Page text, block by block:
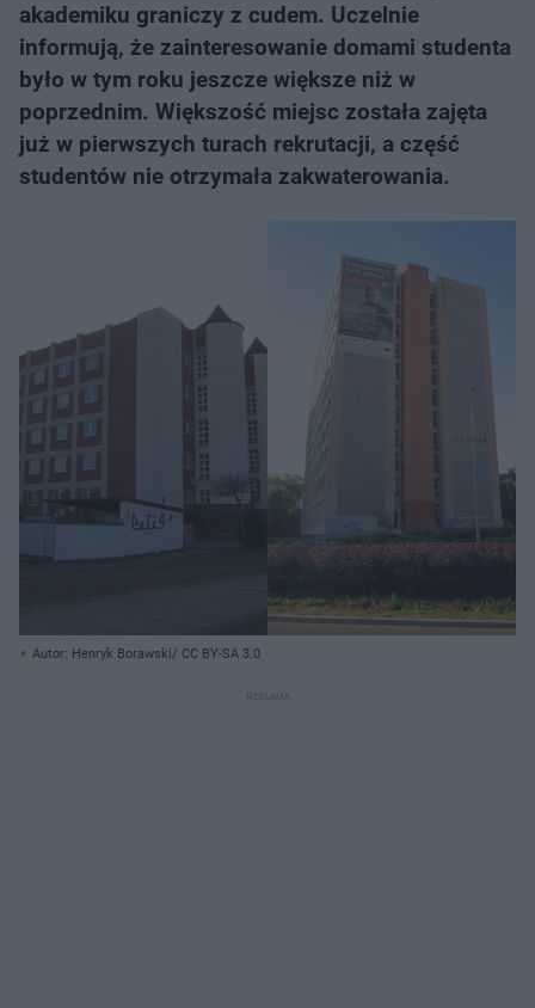
akademiku graniczy z cudem. Uczelnie
informują, że zainteresowanie domami studenta
było w tym roku jeszcze większe niż w
poprzednim. Większość miejsc została zajęta
już w pierwszych turach rekrutacji, a część
studentów nie otrzymała zakwaterowania.
Autor: Henryk Borawski/ CC BY-SA 3.0